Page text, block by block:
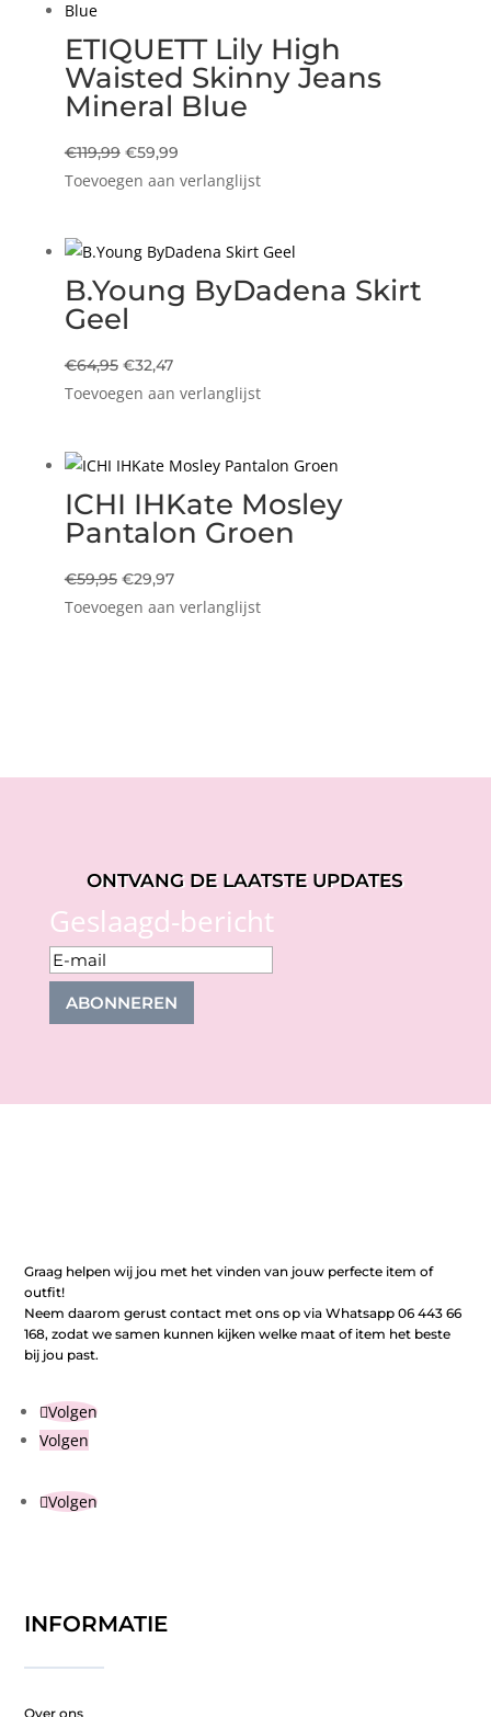
ETIQUETT Lily High
Waisted Skinny Jeans
Mineral Blue
€119,99 Oorspronkelijke
prijs
€59,99Huidige
prijs
Toevoegen aan verlanglijst
B.Young ByDadena Skirt
Geel
€64,95 Oorspronkelijke
prijs
€32,47Huidige
prijs
Toevoegen aan verlanglijst
ICHI IHKate Mosley
Pantalon Groen
€59,95 Oorspronkelijke
prijs
€29,97Huidige
prijs
Toevoegen aan verlanglijst
ONTVANG DE LAATSTE UPDATES
Geslaagd-bericht
ABONNEREN
Graag helpen wij jou met het vinden van jouw perfecte item of
outfit!
Neem daarom gerust contact met ons op via Whatsapp 06 443 66
168, zodat we samen kunnen kijken welke maat of item het beste
bij jou past.
Volgen
Volgen
Volgen
INFORMATIE
Over ons